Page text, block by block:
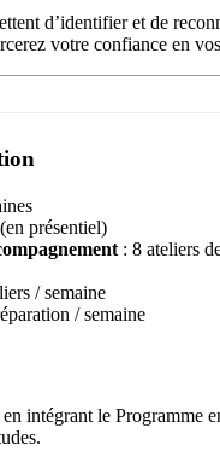
d’identifier et de
votre confiance en
présentiel)
: 8 ateliers
/ semaine
/ semaine
intégrant le Programme